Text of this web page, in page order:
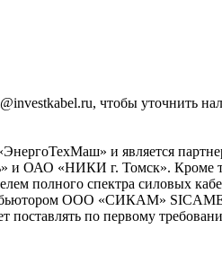
чтобы уточнить
и является
и ОАО «НИКИ г. Томск». Кроме
полного спектра силовых
ООО «СИКАМ» SICAME
поставлять по первому